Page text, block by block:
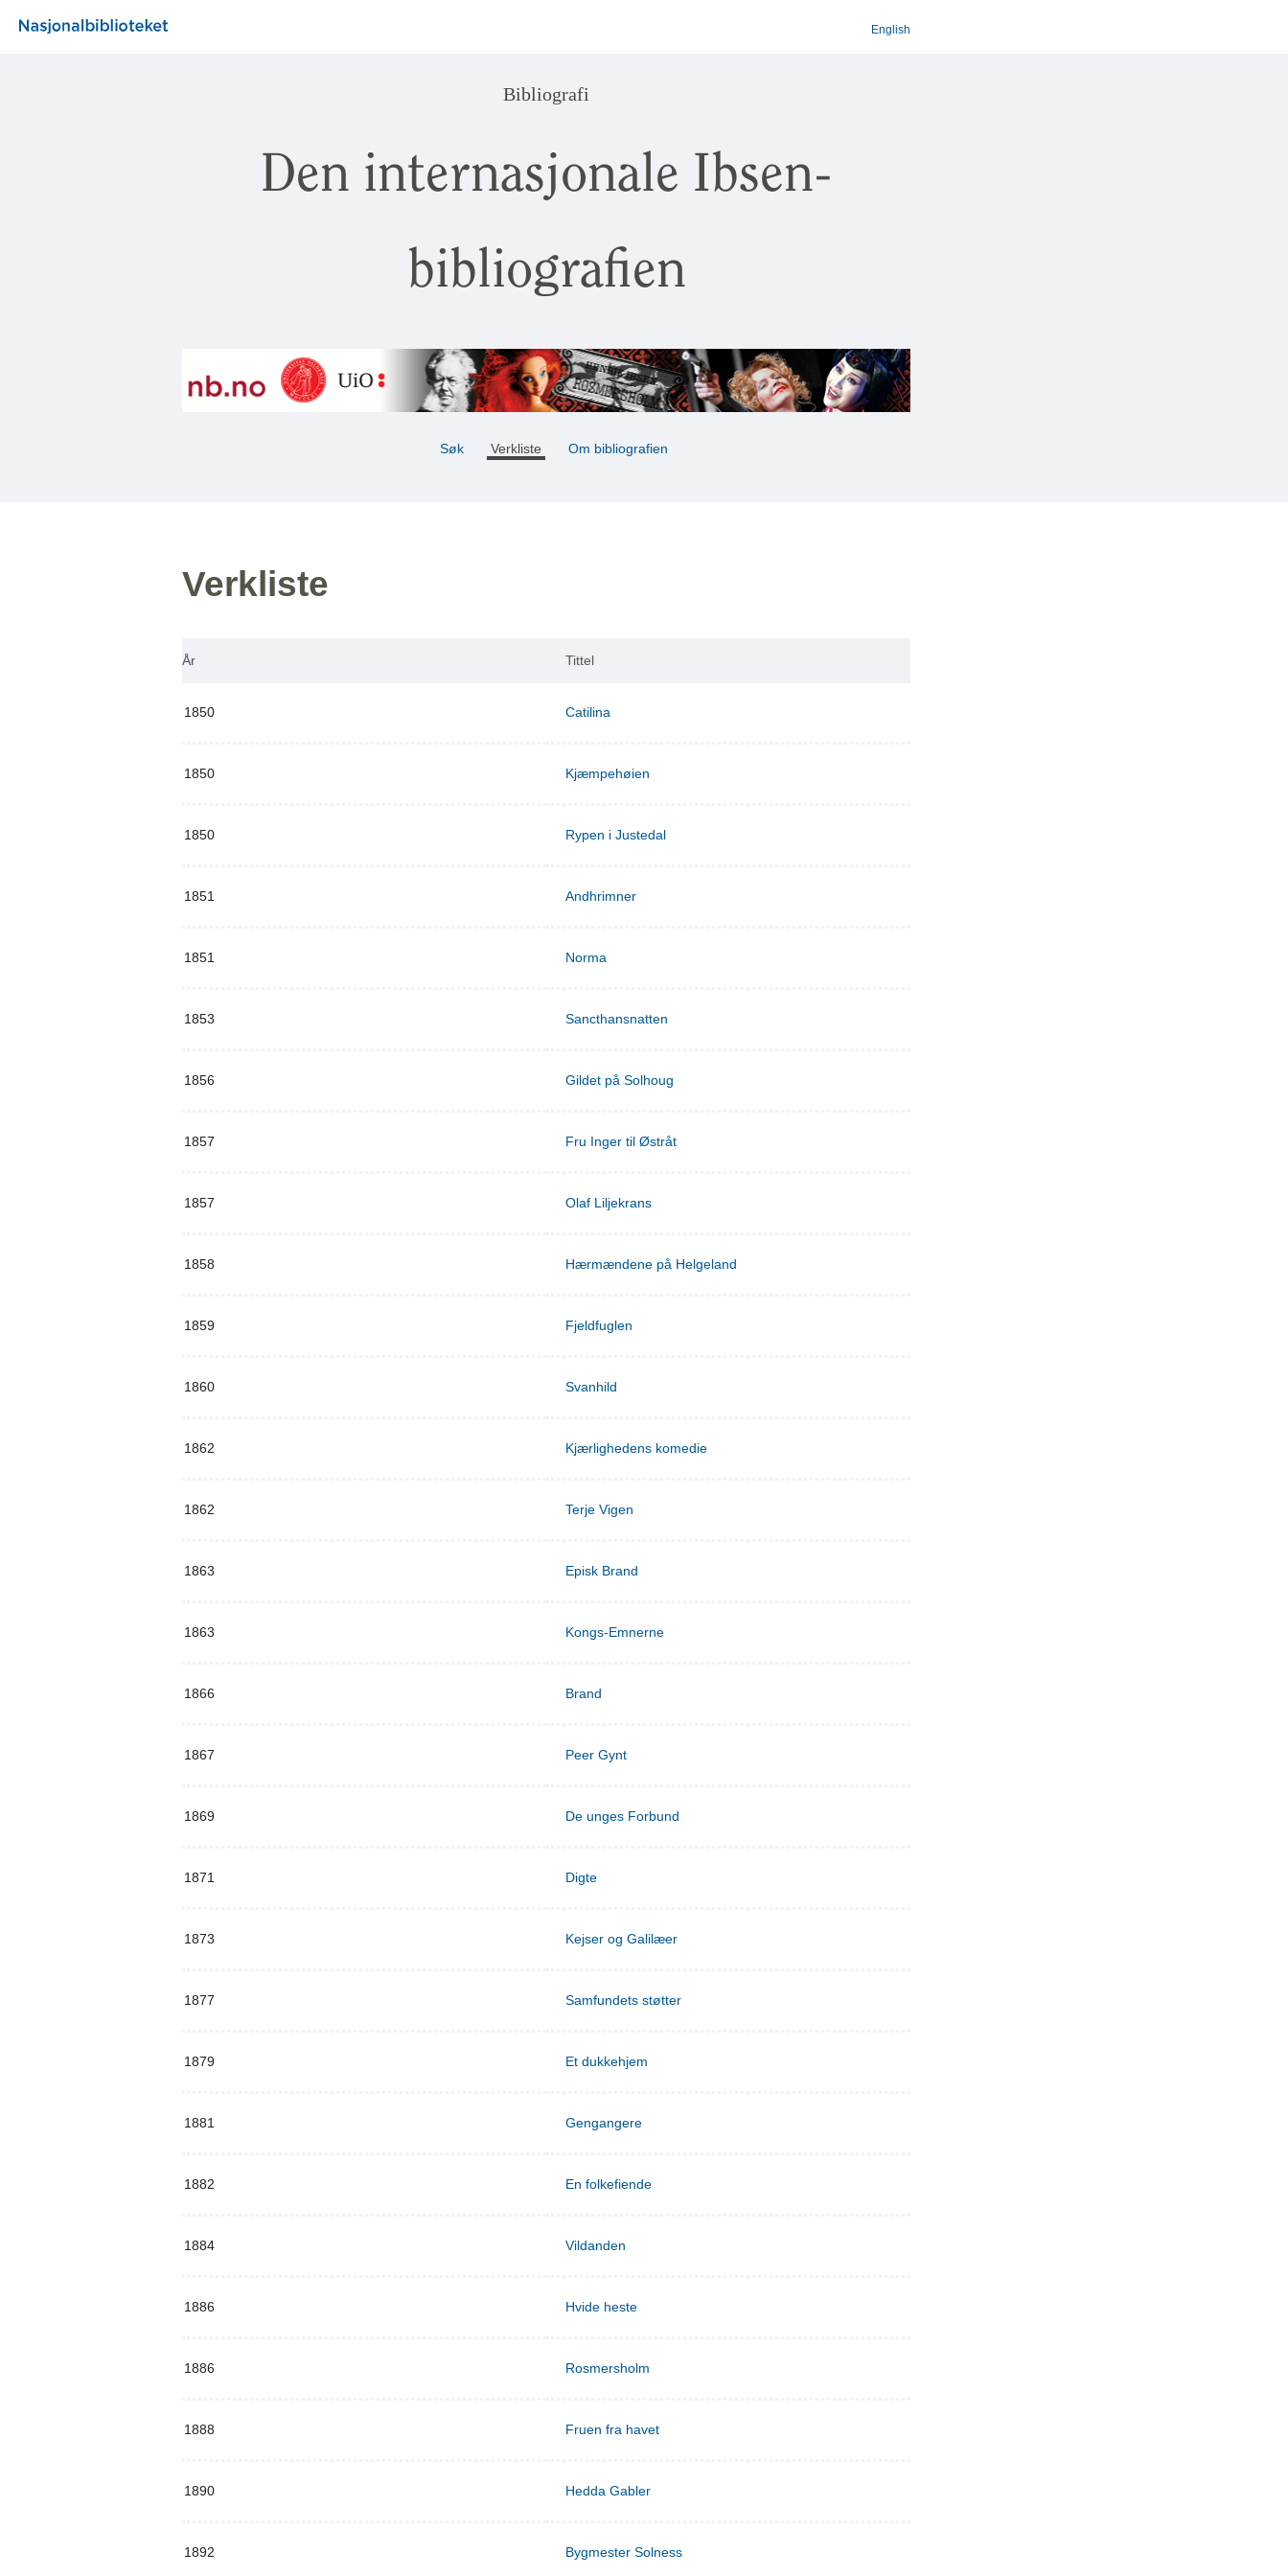
English
Bibliografi
Den internasjonale Ibsen-
bibliografien
Søk Verkliste Om bibliografien
Verkliste
År Tittel
1850 Catilina
1850 Kjæmpehøien
1850 Rypen i Justedal
1851 Andhrimner
1851 Norma
1853 Sancthansnatten
1856 Gildet på Solhoug
1857 Fru Inger til Østråt
1857 Olaf Liljekrans
1858 Hærmændene på Helgeland
1859 Fjeldfuglen
1860 Svanhild
1862 Kjærlighedens komedie
1862 Terje Vigen
1863 Episk Brand
1863 Kongs-Emnerne
1866 Brand
1867 Peer Gynt
1869 De unges Forbund
1871 Digte
1873 Kejser og Galilæer
1877 Samfundets støtter
1879 Et dukkehjem
1881 Gengangere
1882 En folkefiende
1884 Vildanden
1886 Hvide heste
1886 Rosmersholm
1888 Fruen fra havet
1890 Hedda Gabler
1892 Bygmester Solness